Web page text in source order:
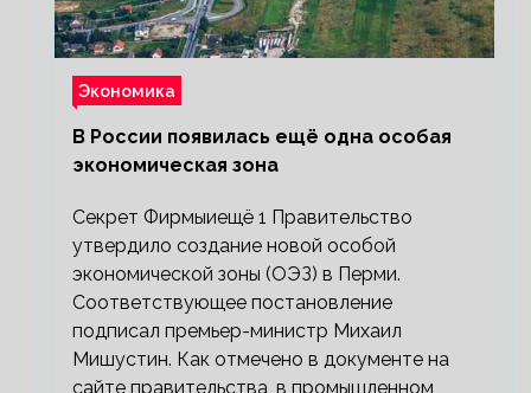
Экономика
В России появилась ещё одна особая
экономическая зона
Секрет Фирмыиещё 1 Правительство
утвердило создание новой особой
экономической зоны (ОЭЗ) в Перми.
Соответствующее постановление
подписал премьер-министр Михаил
Мишустин. Как отмечено в документе на
сайте правительства, в промышленном